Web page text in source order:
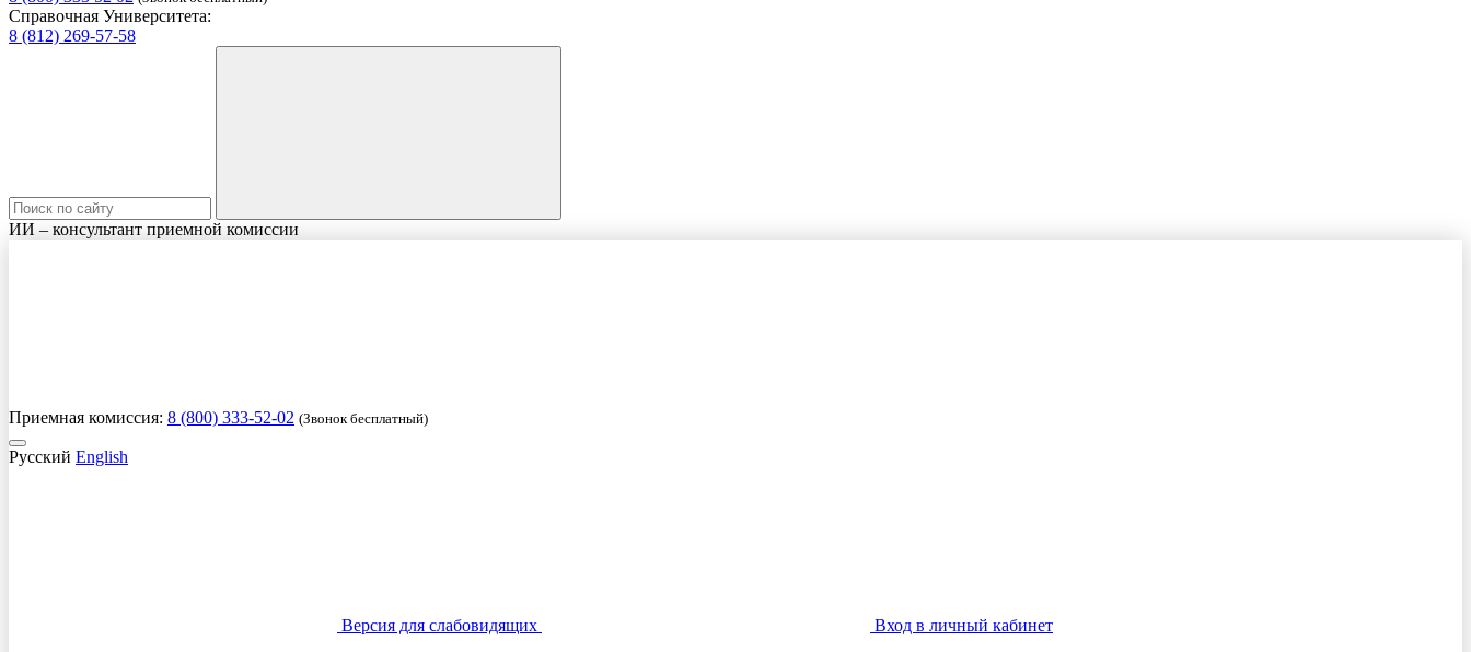
Справочная Университета:
8 (812) 269-57-58
ИИ – консультант приемной комиссии
Приемная комиссия: 8 (800) 333-52-02 (Звонок бесплатный)
Русский English
Версия для слабовидящих
Вход в личный кабинет